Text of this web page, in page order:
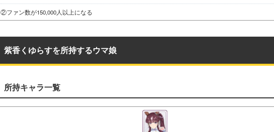
②ファン数が150,000人以上になる
紫香くゆらすを所持するウマ娘
所持キャラ一覧